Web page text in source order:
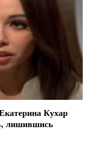
Кухар
лишившись